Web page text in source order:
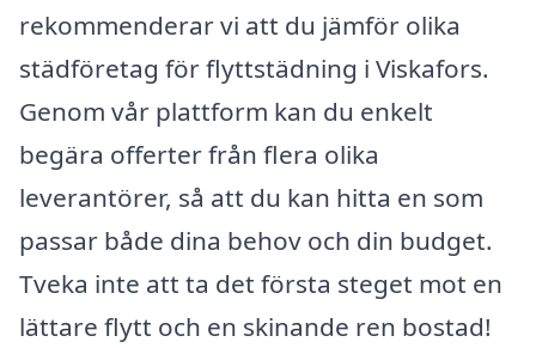
rekommenderar vi att du jämför olika
städföretag för flyttstädning i Viskafors.
Genom vår plattform kan du enkelt
begära offerter från flera olika
leverantörer, så att du kan hitta en som
passar både dina behov och din budget.
Tveka inte att ta det första steget mot en
lättare flytt och en skinande ren bostad!